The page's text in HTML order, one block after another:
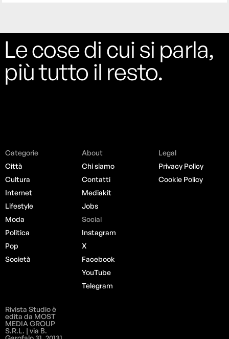
Le cose di cui si parla,
più tutto il resto.
Categorie
Città
Cultura
Internet
Lifestyle
Moda
Politica
Pop
Società
About
Chi siamo
Contatti
Mediakit
Jobs
Social
Instagram
X
Facebook
YouTube
Telegram
Legal
Privacy Policy
Cookie Policy
Rivista Studio è
edita da MOST
MEDIA GROUP
S.R.L. | via B.